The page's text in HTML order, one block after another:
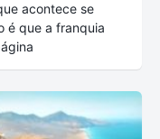
acontece se
é que a franquia